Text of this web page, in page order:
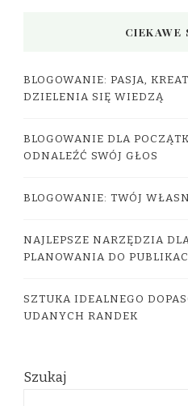
CIEKAWE
BLOGOWANIE: PASJA,
DZIELENIA SIĘ WIEDZĄ
BLOGOWANIE DLA
ODNALEŹĆ SWÓJ GŁOS
BLOGOWANIE: TWÓJ
NAJLEPSZE NARZĘDZIA
PLANOWANIA DO
SZTUKA IDEALNEGO
UDANYCH RANDEK
Szukaj